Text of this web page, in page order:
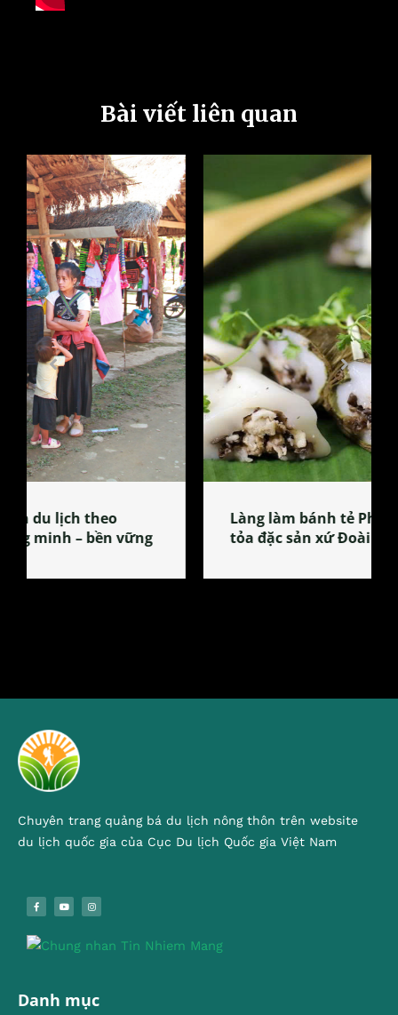
Bài viết liên quan
Làng làm bánh tẻ Phú Nhi – nơi lan
tỏa đặc sản xứ Đoài
Chuyên trang quảng bá du lịch nông thôn trên website
du lịch quốc gia của Cục Du lịch Quốc gia Việt Nam
Danh mục